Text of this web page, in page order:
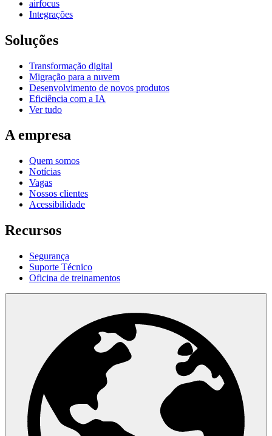
airfocus
Integrações
Soluções
Transformação digital
Migração para a nuvem
Desenvolvimento de novos produtos
Eficiência com a IA
Ver tudo
A empresa
Quem somos
Notícias
Vagas
Nossos clientes
Acessibilidade
Recursos
Segurança
Suporte Técnico
Oficina de treinamentos